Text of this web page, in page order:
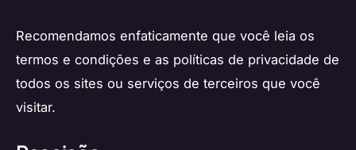
Recomendamos enfaticamente que você leia os
termos e condições e as políticas de privacidade de
todos os sites ou serviços de terceiros que você
visitar.